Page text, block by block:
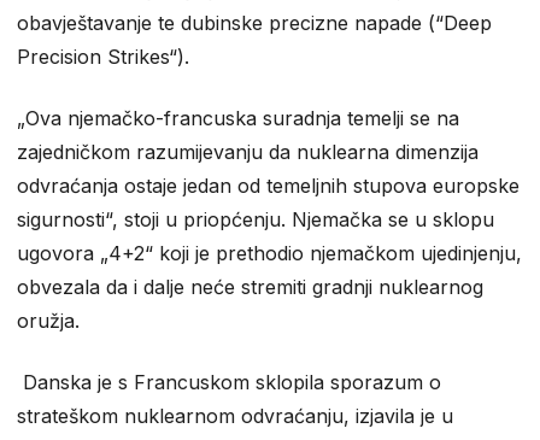
obavještavanje te dubinske precizne napade (“Deep
Precision Strikes“).
„Ova njemačko-francuska suradnja temelji se na
zajedničkom razumijevanju da nuklearna dimenzija
odvraćanja ostaje jedan od temeljnih stupova europske
sigurnosti“, stoji u priopćenju. Njemačka se u sklopu
ugovora „4+2“ koji je prethodio njemačkom ujedinjenju,
obvezala da i dalje neće stremiti gradnji nuklearnog
oružja.
Danska je s Francuskom sklopila sporazum o
strateškom nuklearnom odvraćanju, izjavila je u